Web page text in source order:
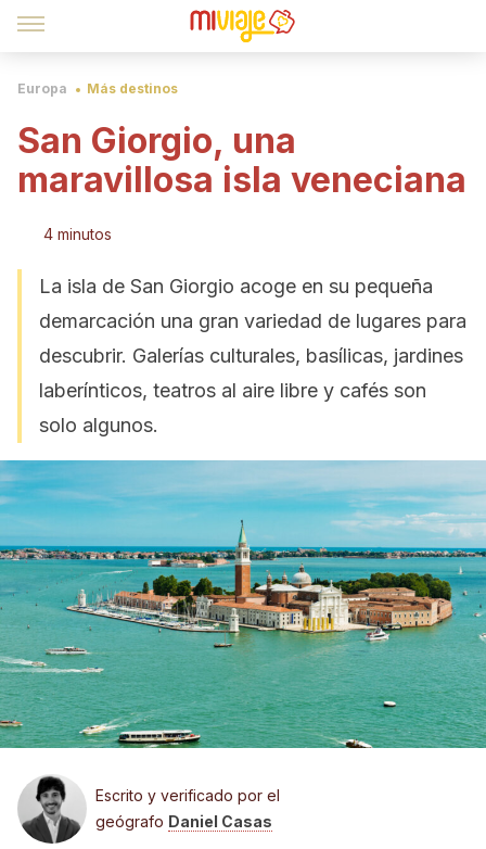
Europa Más destinos
San Giorgio, una
maravillosa isla veneciana
4 minutos
La isla de San Giorgio acoge en su pequeña
demarcación una gran variedad de lugares para
descubrir. Galerías culturales, basílicas, jardines
laberínticos, teatros al aire libre y cafés son
solo algunos.
Escrito y verificado por el
geógrafo Daniel Casas